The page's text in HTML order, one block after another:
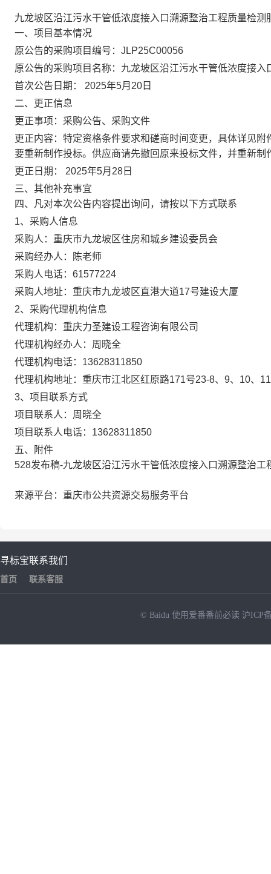
九龙坡区沿江污水干管低浓度接入口溯源整治工程质量检
一、项目基本情况
原公告的采购项目编号： JLP25C00056
原公告的采购项目名称： 九龙坡区沿江污水干管低浓度接
首次公告日期：
2025年5月20日
二、更正信息
更正事项： 采购公告、采购文件
更正内容： 特定资格条件要求和磋商时间变更，具体详见
要重新制作投标。供应商请先撤回原来投标文件，并重新制
更正日期：
2025年5月28日
三、其他补充事宜
四、凡对本次公告内容提出询问，请按以下方式联系
1、采购人信息
采购人：重庆市九龙坡区住房和城乡建设委员会
采购经办人：陈老师
采购人电话：61577224
采购人地址：重庆市九龙坡区直港大道17号建设大厦
2、采购代理机构信息
代理机构：重庆力圣建设工程咨询有限公司
代理机构经办人：周晓全
代理机构电话：13628311850
代理机构地址：重庆市江北区红原路171号23-8、9、10、
3、项目联系方式
项目联系人：周晓全
项目联系人电话：13628311850
五、附件
528发布稿-九龙坡区沿江污水干管低浓度接入口溯源整治工
来源平台：重庆市公共资源交易服务平台
寻标宝
首页
联系我们
联系客服
© Baidu 使用爱番番前必读 沪ICP